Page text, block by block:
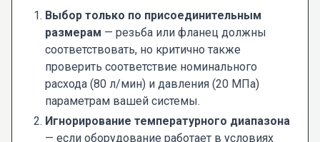
Выбор только по присоединительным
размерам — резьба или фланец должны
соответствовать, но критично также
проверить соответствие номинального
расхода (80 л/мин) и давления (20 МПа)
параметрам вашей системы.
Игнорирование температурного диапазона
— если оборудование работает в условиях